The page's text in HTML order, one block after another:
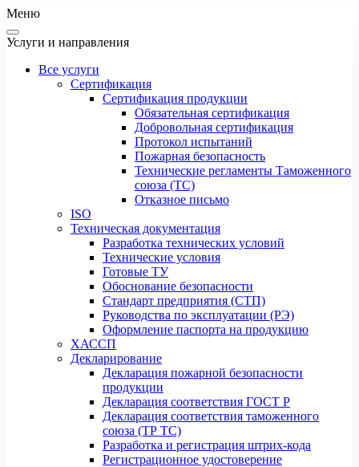
Меню
Услуги и направления
Все услуги
Сертификация
Сертификация продукции
Обязательная сертификация
Добровольная сертификация
Протокол испытаний
Пожарная безопасность
Технические регламенты Таможенного
союза (ТС)
Отказное письмо
ISO
Техническая документация
Разработка технических условий
Технические условия
Готовые ТУ
Обоснование безопасности
Стандарт предприятия (СТП)
Руководства по эксплуатации (РЭ)
Оформление паспорта на продукцию
ХАССП
Декларирование
Декларация пожарной безопасности
продукции
Декларация соответствия ГОСТ Р
Декларация соответствия таможенного
союза (ТР ТС)
Разработка и регистрация штрих-кода
Регистрационное удостоверение